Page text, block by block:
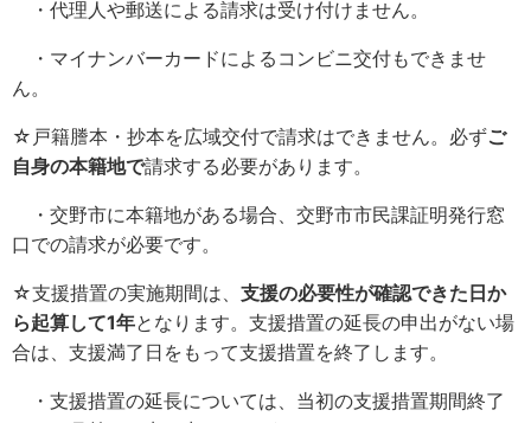
・代理人や郵送による請求は受け付けません。
・マイナンバーカードによるコンビニ交付もできませ
ん。
☆戸籍謄本・抄本を広域交付で請求はできません。必ずご
自身の本籍地で請求する必要があります。
・交野市に本籍地がある場合、交野市市民課証明発行窓
口での請求が必要です。
☆支援措置の実施期間は、 支援の必要性が確認できた日か
ら起算して1年となります。支援措置の延長の申出がない場
合は、支援満了日をもって支援措置を終了します。
・支援措置の延長については、当初の支援措置期間終了